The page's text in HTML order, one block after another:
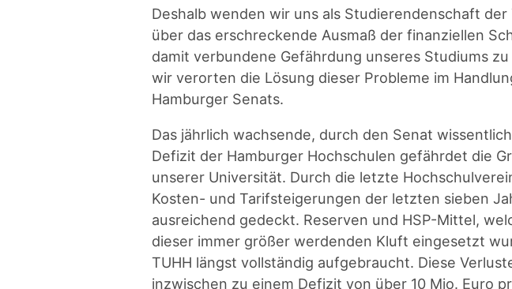
Deshalb wenden wir uns als Studierendenschaft der
über das erschreckende Ausmaß der finanziellen
damit verbundene Gefährdung unseres Studiums
wir verorten die Lösung dieser Probleme im
Hamburger Senats.
Das jährlich wachsende, durch den Senat
Defizit der Hamburger Hochschulen gefährdet die
unserer Universität. Durch die letzte
Kosten- und Tarifsteigerungen der letzten sieben
ausreichend gedeckt. Reserven und HSP-Mittel,
dieser immer größer werdenden Kluft eingesetzt
TUHH längst vollständig aufgebraucht. Diese
inzwischen zu einem Defizit von über 10 Mio. Euro